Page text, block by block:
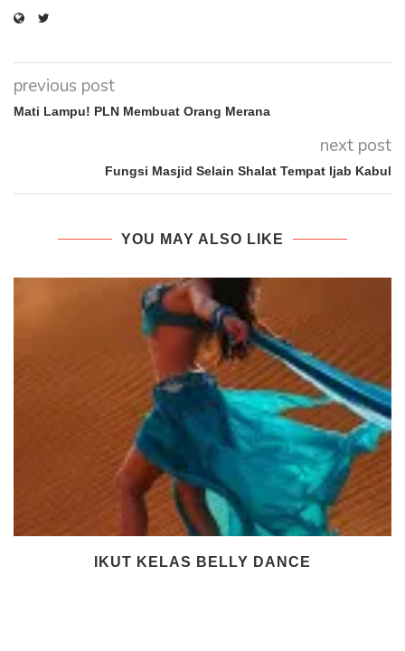
previous post
Mati Lampu! PLN Membuat Orang Merana
next post
Fungsi Masjid Selain Shalat Tempat Ijab Kabul
YOU MAY ALSO LIKE
IKUT KELAS BELLY DANCE